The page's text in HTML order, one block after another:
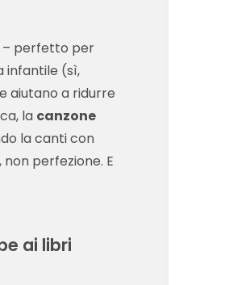
– perfetto per
infantile (sì,
aiutano a ridurre
la canzone
la canti con
perfezione. E
ai libri